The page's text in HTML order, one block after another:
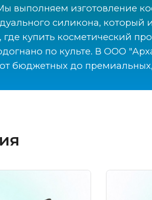
выполняем изготовление
силикона, который
купить косметический
по культе. В ООО
бюджетных до